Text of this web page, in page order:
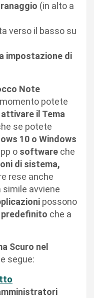
(in alto a
verso il basso su
impostazione di
Note
potete
attivare il Tema
se potete
10 o Windows
o software che
di sistema,
rese anche
simile avviene
possono
che a
Scuro nel
segue: